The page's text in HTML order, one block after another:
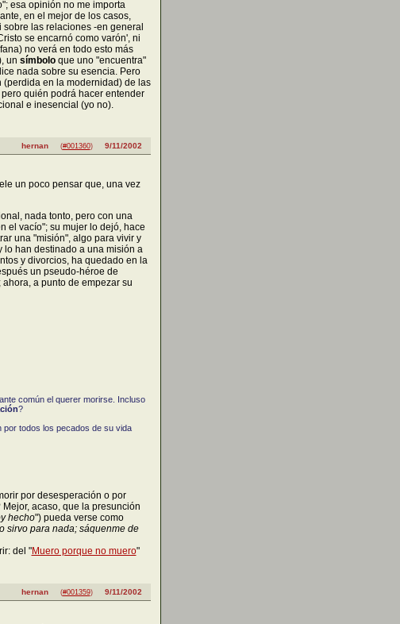
esa opinión no me importa
en el mejor de los casos,
las relaciones -en general
se encarnó como varón', ni
no verá en todo esto más
un símboloque uno "encuentra"
nada sobre su esencia. Pero
en la modernidad) de las
pero quién podrá hacer entender
e inesencial (yo no).
hernan (#001360) 9/11/2002
un poco pensar que, una vez
nada tonto, pero con una
el vacío"; su mujer lo dejó, hace
una "misión", algo para vivir y
lo han destinado a una misión a
y divorcios, ha quedado en la
un pseudo-héroe de
a punto de empezar su
común el querer morirse. Incluso
?
todos los pecados de su vida
por desesperación o por
acaso, que la presunción
hecho") pueda verse como
sirvo para nada; sáquenme de
del "Muero porque no muero"
hernan (#001359) 9/11/2002